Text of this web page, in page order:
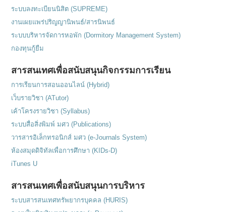
ระบบลงทะเบียนนิสิต (SUPREME)
งานเผยแพร่ปริญญานิพนธ์/สารนิพนธ์
ระบบบริหารจัดการหอพัก (Dormitory Management System)
กองทุนกู้ยืม
สารสนเทศเพื่อสนับสนุนกิจกรรมการเรียน
การเรียนการสอนออนไลน์ (Hybrid)
เว็บรายวิชา (ATutor)
เค้าโครงรายวิชา (Syllabus)
ระบบสื่อสิ่งพิมพ์ มศว (Publications)
วารสารอิเล็กทรอนิกส์ มศว (e-Journals System)
ห้องสมุดดิจิทัลเพื่อการศึกษา (KIDs-D)
iTunes U
สารสนเทศเพื่อสนับสนุนการบริหาร
ระบบสารสนเทศทรัพยากรบุคคล (HURIS)